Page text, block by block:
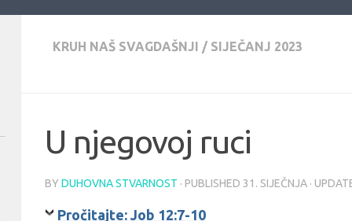
KRUH NAŠ SVAGDAŠNJI / SIJEČANJ 2023
U njegovoj ruci
BY DUHOVNA STVARNOST · PUBLISHED 31. SIJEČNJA ·
Pročitajte: Job 12:7-10